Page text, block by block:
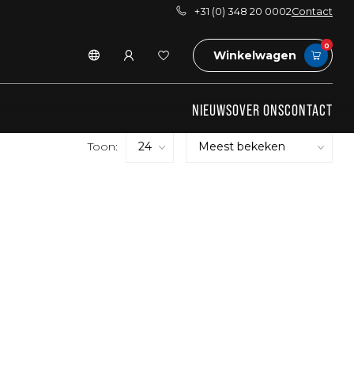
+31 (0) 348 20 0002Contact
Winkelwagen
0
NIEUWSOVER ONSCONTACT
Toon: